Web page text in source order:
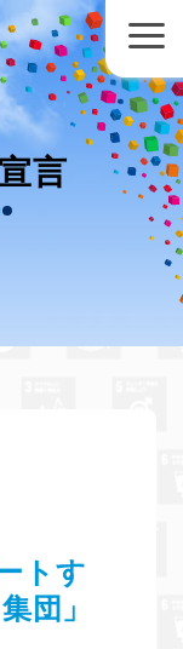
言
トす
団」